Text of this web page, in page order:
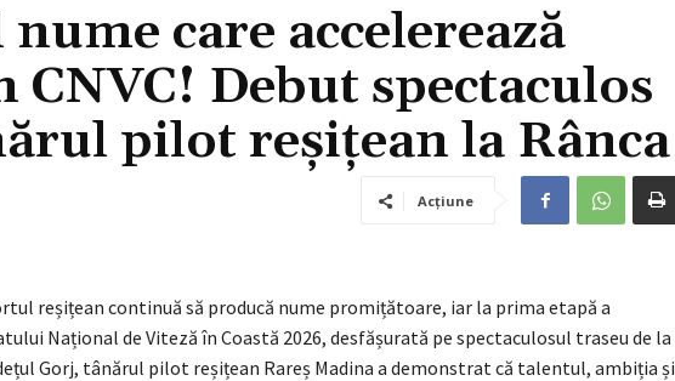
care accelerează
Debut spectaculos
pilot reșițean la Rânca
Acțiune
reșițean continuă să producă nume promițătoare, iar la prima etapă a
Național de Viteză în Coastă 2026, desfășurată pe spectaculosul traseu de la
Gorj, tânărul pilot reșițean Rareș Madina a demonstrat că talentul, ambiția și